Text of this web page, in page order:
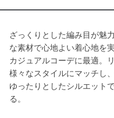
ざっくりとした編み目が魅
な素材で心地よい着心地を
カジュアルコーデに最適。
様々なスタイルにマッチし
ゆったりとしたシルエット
る。